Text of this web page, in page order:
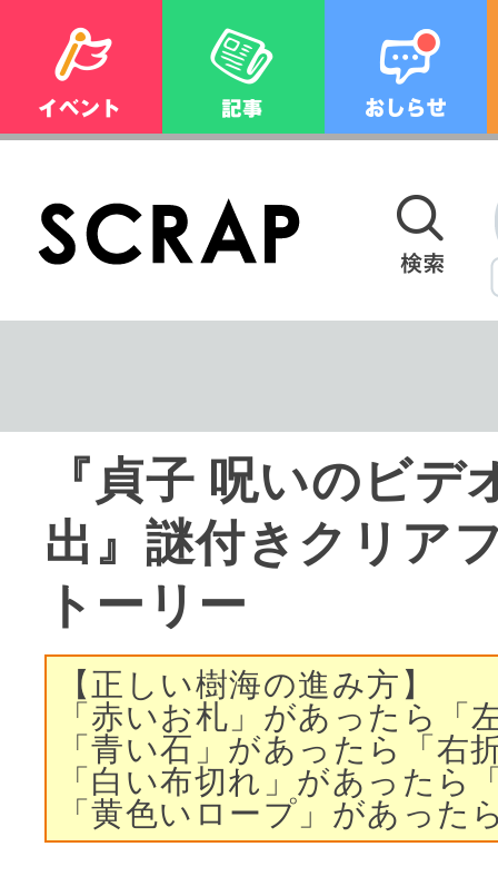
『貞子 呪いのビデ
出』謎付きクリア
トーリー
【正しい樹海の進み方】
「赤いお札」があったら「
「青い石」があったら「右
「白い布切れ」があったら
「黄色いロープ」があった